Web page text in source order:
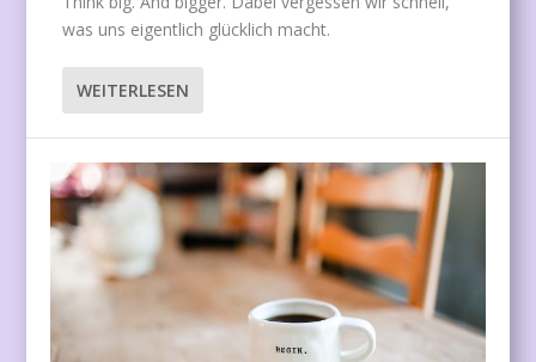
was uns eigentlich glücklich macht.
WEITERLESEN